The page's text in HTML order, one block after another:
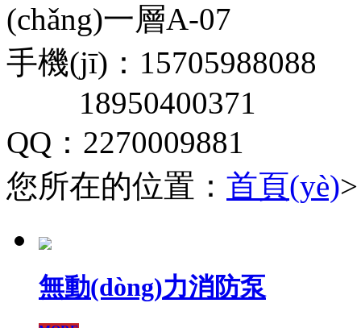
(chǎng)一層A-07
手機(jī)：15705988088
18950400371
QQ：2270009881
您所在的位置： 首頁(yè)
無動(dòng)力消防泵